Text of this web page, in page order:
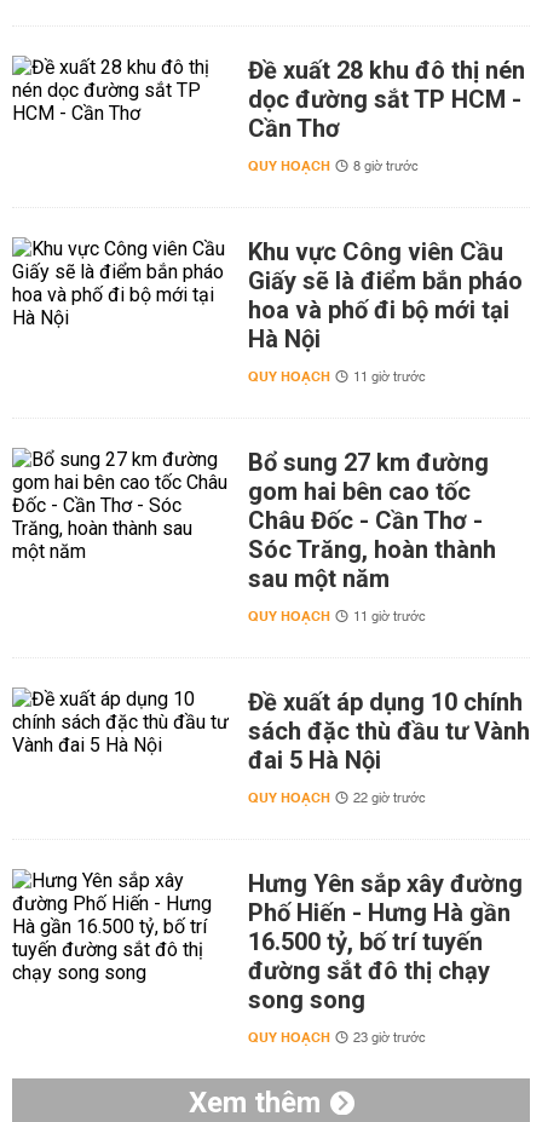
Đề xuất 28 khu đô thị nén
dọc đường sắt TP HCM -
Cần Thơ
QUY HOẠCH 8 giờ trước
Khu vực Công viên Cầu
Giấy sẽ là điểm bắn pháo
hoa và phố đi bộ mới tại
Hà Nội
QUY HOẠCH 11 giờ trước
Bổ sung 27 km đường
gom hai bên cao tốc
Châu Đốc - Cần Thơ -
Sóc Trăng, hoàn thành
sau một năm
QUY HOẠCH 11 giờ trước
Đề xuất áp dụng 10 chính
sách đặc thù đầu tư Vành
đai 5 Hà Nội
QUY HOẠCH 22 giờ trước
Hưng Yên sắp xây đường
Phố Hiến - Hưng Hà gần
16.500 tỷ, bố trí tuyến
đường sắt đô thị chạy
song song
QUY HOẠCH 23 giờ trước
Xem thêm